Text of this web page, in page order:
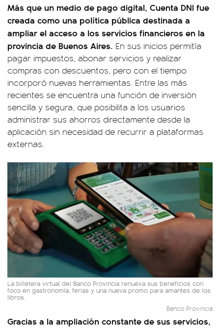
Más que un medio de pago digital, Cuenta DNI fue
creada como una política pública destinada a
ampliar el acceso a los servicios financieros en la
provincia de Buenos Aires. En sus inicios permitía
pagar impuestos, abonar servicios y realizar
compras con descuentos, pero con el tiempo
incorporó nuevas herramientas. Entre las más
recientes se encuentra una función de inversión
sencilla y segura, que posibilita a los usuarios
administrar sus ahorros directamente desde la
aplicación sin necesidad de recurrir a plataformas
externas.
La billetera virtual del Banco Provincia renueva sus beneficios con
foco en gastronomía, ferias y una nueva promo para amantes de los
libros.
Banco Provincia
Gracias a la ampliación constante de sus servicios,